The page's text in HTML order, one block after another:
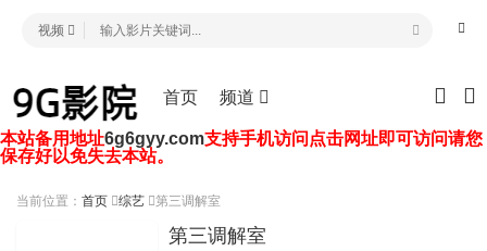
首页 频道
视频
本站备用地址6g6gyy.com支持手机访问点击网址即可访问请您
保存好以免失去本站。
当前位置： 首页 综艺 第三调解室
第三调解室